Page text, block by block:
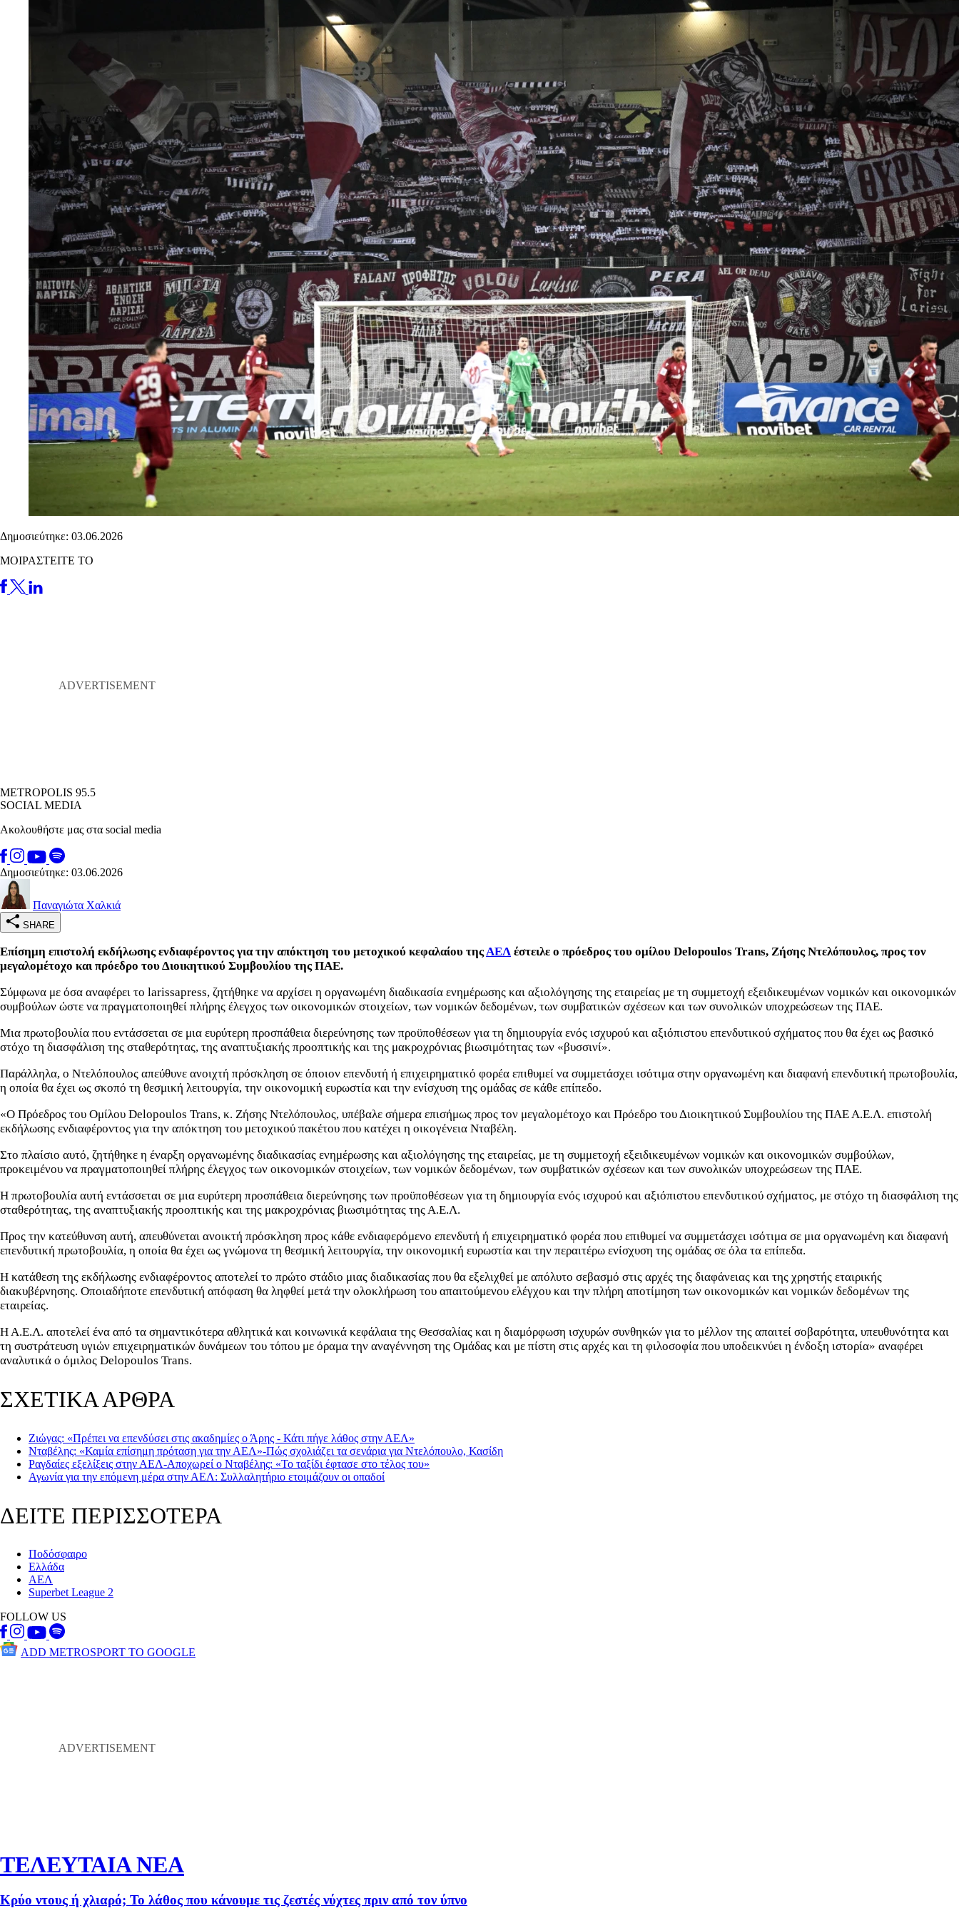
Δημοσιεύτηκε: 03.06.2026
ΜΟΙΡΑΣΤΕΙΤΕ ΤΟ
METROPOLIS 95.5
SOCIAL MEDIA
Ακολουθήστε μας στα social media
Δημοσιεύτηκε: 03.06.2026
Παναγιώτα Χαλκιά
SHARE
Επίσημη επιστολή εκδήλωσης ενδιαφέροντος για την απόκτηση του μετοχικού κεφαλαίου τηςΑΕΛ έστειλε ο πρόεδρος του ομίλου Delopoulos Trans, Ζήσης Ντελόπουλος, προς τον
μεγαλομέτοχο και πρόεδρο του Διοικητικού Συμβουλίου της ΠΑΕ.
Σύμφωνα με όσα αναφέρει το larissapress, ζητήθηκε να αρχίσει η οργανωμένη διαδικασία ενημέρωσης και αξιολόγησης της εταιρείας με τη συμμετοχή εξειδικευμένων νομικών και οικονομικών
συμβούλων ώστε να πραγματοποιηθεί πλήρης έλεγχος των οικονομικών στοιχείων, των νομικών δεδομένων, των συμβατικών σχέσεων και των συνολικών υποχρεώσεων της ΠΑΕ.
Μια πρωτοβουλία που εντάσσεται σε μια ευρύτερη προσπάθεια διερεύνησης των προϋποθέσεων για τη δημιουργία ενός ισχυρού και αξιόπιστου επενδυτικού σχήματος που θα έχει ως βασικό
στόχο τη διασφάλιση της σταθερότητας, της αναπτυξιακής προοπτικής και της μακροχρόνιας βιωσιμότητας των «βυσσινί».
Παράλληλα, ο Ντελόπουλος απεύθυνε ανοιχτή πρόσκληση σε όποιον επενδυτή ή επιχειρηματικό φορέα επιθυμεί να συμμετάσχει ισότιμα στην οργανωμένη και διαφανή επενδυτική πρωτοβουλία,
η οποία θα έχει ως σκοπό τη θεσμική λειτουργία, την οικονομική ευρωστία και την ενίσχυση της ομάδας σε κάθε επίπεδο.
«Ο Πρόεδρος του Ομίλου Delopoulos Trans, κ. Ζήσης Ντελόπουλος, υπέβαλε σήμερα επισήμως προς τον μεγαλομέτοχο και Πρόεδρο του Διοικητικού Συμβουλίου της ΠΑΕ Α.Ε.Λ. επιστολή
εκδήλωσης ενδιαφέροντος για την απόκτηση του μετοχικού πακέτου που κατέχει η οικογένεια Νταβέλη.
Στο πλαίσιο αυτό, ζητήθηκε η έναρξη οργανωμένης διαδικασίας ενημέρωσης και αξιολόγησης της εταιρείας, με τη συμμετοχή εξειδικευμένων νομικών και οικονομικών συμβούλων,
προκειμένου να πραγματοποιηθεί πλήρης έλεγχος των οικονομικών στοιχείων, των νομικών δεδομένων, των συμβατικών σχέσεων και των συνολικών υποχρεώσεων της ΠΑΕ.
Η πρωτοβουλία αυτή εντάσσεται σε μια ευρύτερη προσπάθεια διερεύνησης των προϋποθέσεων για τη δημιουργία ενός ισχυρού και αξιόπιστου επενδυτικού σχήματος, με στόχο τη διασφάλιση της
σταθερότητας, της αναπτυξιακής προοπτικής και της μακροχρόνιας βιωσιμότητας της Α.Ε.Λ.
Προς την κατεύθυνση αυτή, απευθύνεται ανοικτή πρόσκληση προς κάθε ενδιαφερόμενο επενδυτή ή επιχειρηματικό φορέα που επιθυμεί να συμμετάσχει ισότιμα σε μια οργανωμένη και διαφανή
επενδυτική πρωτοβουλία, η οποία θα έχει ως γνώμονα τη θεσμική λειτουργία, την οικονομική ευρωστία και την περαιτέρω ενίσχυση της ομάδας σε όλα τα επίπεδα.
Η κατάθεση της εκδήλωσης ενδιαφέροντος αποτελεί το πρώτο στάδιο μιας διαδικασίας που θα εξελιχθεί με απόλυτο σεβασμό στις αρχές της διαφάνειας και της χρηστής εταιρικής
διακυβέρνησης. Οποιαδήποτε επενδυτική απόφαση θα ληφθεί μετά την ολοκλήρωση του απαιτούμενου ελέγχου και την πλήρη αποτίμηση των οικονομικών και νομικών δεδομένων της
εταιρείας.
Η Α.Ε.Λ. αποτελεί ένα από τα σημαντικότερα αθλητικά και κοινωνικά κεφάλαια της Θεσσαλίας και η διαμόρφωση ισχυρών συνθηκών για το μέλλον της απαιτεί σοβαρότητα, υπευθυνότητα και
τη συστράτευση υγιών επιχειρηματικών δυνάμεων του τόπου με όραμα την αναγέννηση της Ομάδας και με πίστη στις αρχές και τη φιλοσοφία που υποδεικνύει η ένδοξη ιστορία» αναφέρει
αναλυτικά ο όμιλος Delopoulos Trans.
ΣΧΕΤΙΚΑ ΑΡΘΡΑ
Ζιώγας: «Πρέπει να επενδύσει στις ακαδημίες ο Άρης - Κάτι πήγε λάθος στην ΑΕΛ»
Νταβέλης: «Καμία επίσημη πρόταση για την ΑΕΛ»-Πώς σχολιάζει τα σενάρια για Ντελόπουλο, Κασίδη
Ραγδαίες εξελίξεις στην ΑΕΛ-Αποχωρεί ο Νταβέλης: «Το ταξίδι έφτασε στο τέλος του»
Αγωνία για την επόμενη μέρα στην ΑΕΛ: Συλλαλητήριο ετοιμάζουν οι οπαδοί
ΔΕΙΤΕ ΠΕΡΙΣΣΟΤΕΡΑ
Ποδόσφαιρο
Ελλάδα
ΑΕΛ
Superbet League 2
FOLLOW US
ADD METROSPORT TO GOOGLE
ΤΕΛΕΥΤΑΙΑ ΝΕΑ
Κρύο ντους ή χλιαρό; Το λάθος που κάνουμε τις ζεστές νύχτες πριν από τον ύπνο